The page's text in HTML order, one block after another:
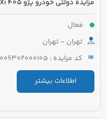
فعال
تهران - تهران
کد مزایده : 5221006302000105
اطلاعات بیشتر